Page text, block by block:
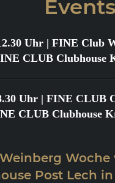
Events
Uhr | FINE Club
CLUB Clubhouse
Uhr | FINE CLUB
CLUB Clubhouse
Woche
Post Lech